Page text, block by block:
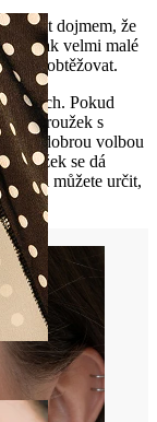
dojmem, že
však velmi malé
obtěžovat.
Pokud
kroužek s
dobrou volbou
Kroužek se dá
Vy si můžete určit,